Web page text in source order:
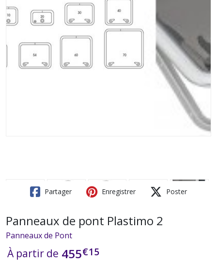
Partager Enregistrer Poster
Panneaux de pont Plastimo 2
Panneaux de Pont
À partir de 455€15